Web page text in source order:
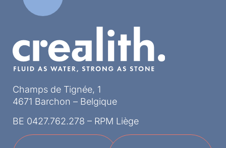
Champs de Tignée, 1
4671 Barchon – Belgique
BE 0427.762.278 – RPM Liège